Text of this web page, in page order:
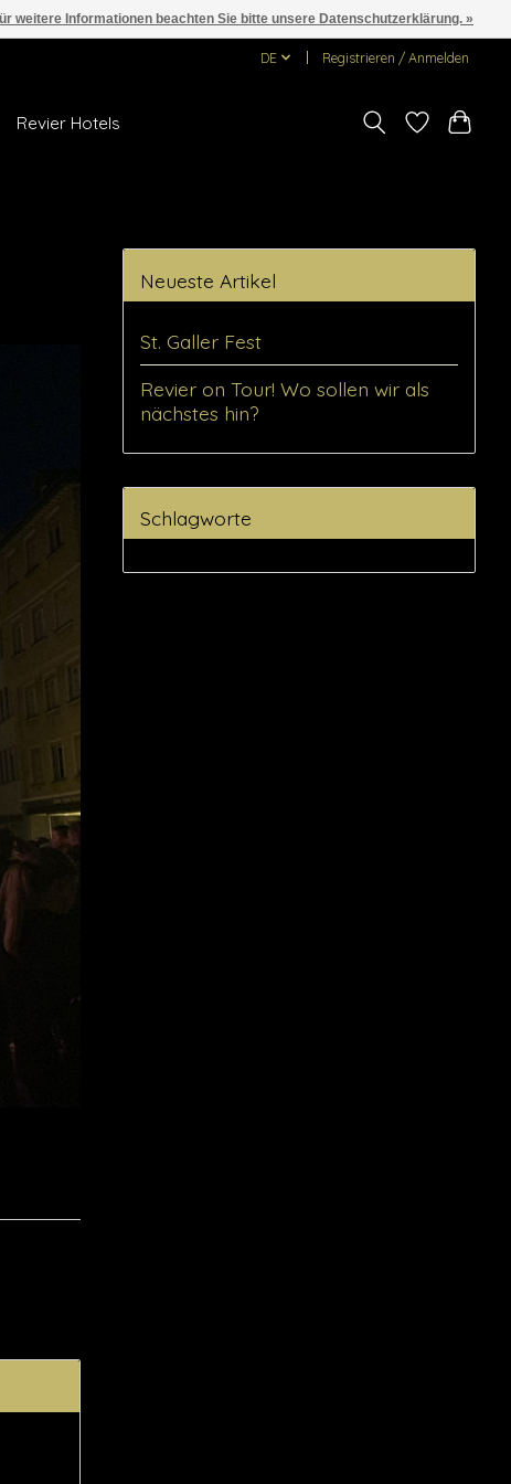
DE Registrieren / Anmelden
Revier Hotels
Neueste Artikel
St. Galler Fest
Revier on Tour! Wo sollen wir als
nächstes hin?
Schlagworte
weitere Informationen beachten Sie bitte unsere Datenschutzerklärung. »